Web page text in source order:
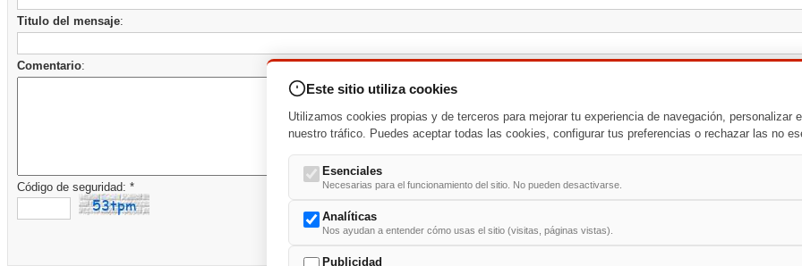
Titulo del mensaje:
Comentario:
Código de seguridad: *
Este sitio utiliza cookies
Utilizamos cookies propias y de terceros para mejorar tu experiencia de navegación, personalizar
nuestro tráfico. Puedes aceptar todas las cookies, configurar tus preferencias o rechazar las no
Esenciales
Necesarias para el funcionamiento del sitio. No pueden desactivarse.
Analíticas
Nos ayudan a entender cómo usas el sitio (visitas, páginas vistas).
Publicidad